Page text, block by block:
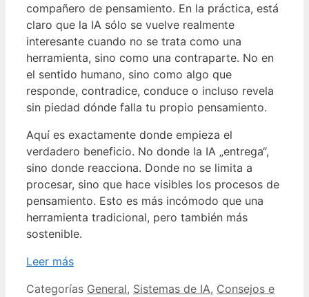
compañero de pensamiento. En la práctica, está
claro que la IA sólo se vuelve realmente
interesante cuando no se trata como una
herramienta, sino como una contraparte. No en
el sentido humano, sino como algo que
responde, contradice, conduce o incluso revela
sin piedad dónde falla tu propio pensamiento.
Aquí es exactamente donde empieza el
verdadero beneficio. No donde la IA „entrega“,
sino donde reacciona. Donde no se limita a
procesar, sino que hace visibles los procesos de
pensamiento. Esto es más incómodo que una
herramienta tradicional, pero también más
sostenible.
Leer más
Categorías General, Sistemas de IA, Consejos e